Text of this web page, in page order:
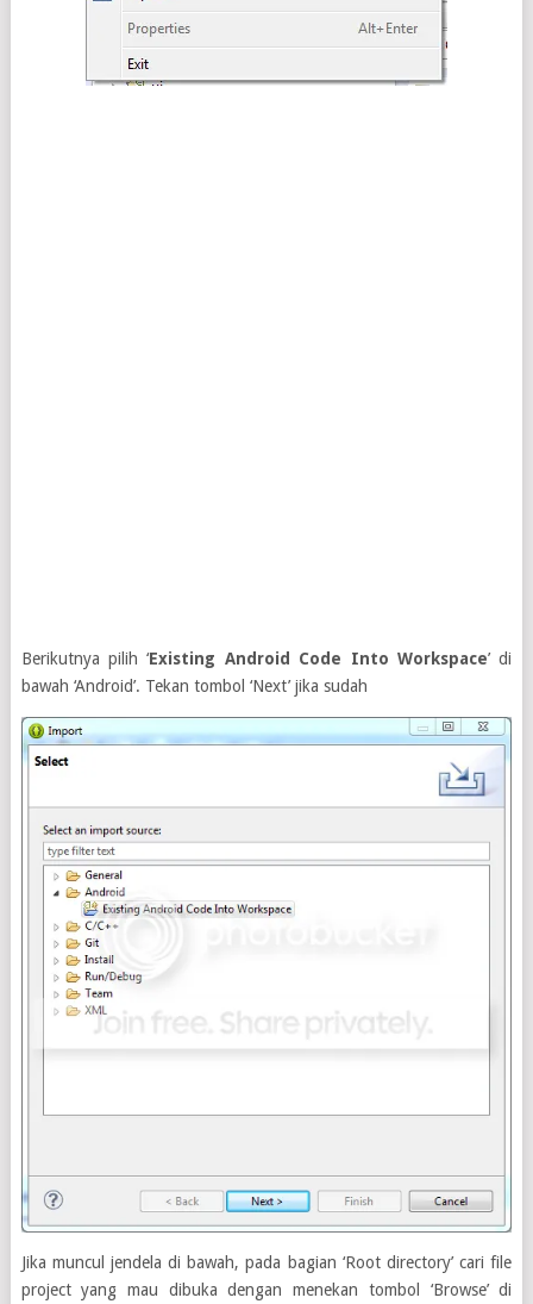
Berikutnya pilih ‘Existing Android Code Into Workspace’ di
bawah ‘Android’. Tekan tombol ‘Next’ jika sudah
Jika muncul jendela di bawah, pada bagian ‘Root directory’ cari file
project yang mau dibuka dengan menekan tombol ‘Browse’ di